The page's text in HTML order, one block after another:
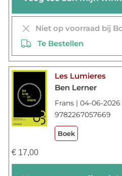
Niet op voorraad bij
Te Bestellen
Les Lumieres
Ben Lerner
Frans | 04-06-
9782267057669
Boek
€17,00